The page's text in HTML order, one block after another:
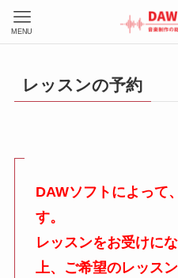
MENU
レッスンの予約
DAWソフトによって
す。
レッスンをお受けに
上、ご希望のレッス